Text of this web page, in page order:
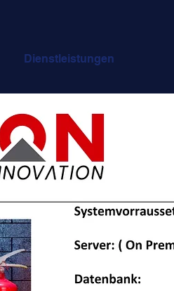
Dienstleistungen